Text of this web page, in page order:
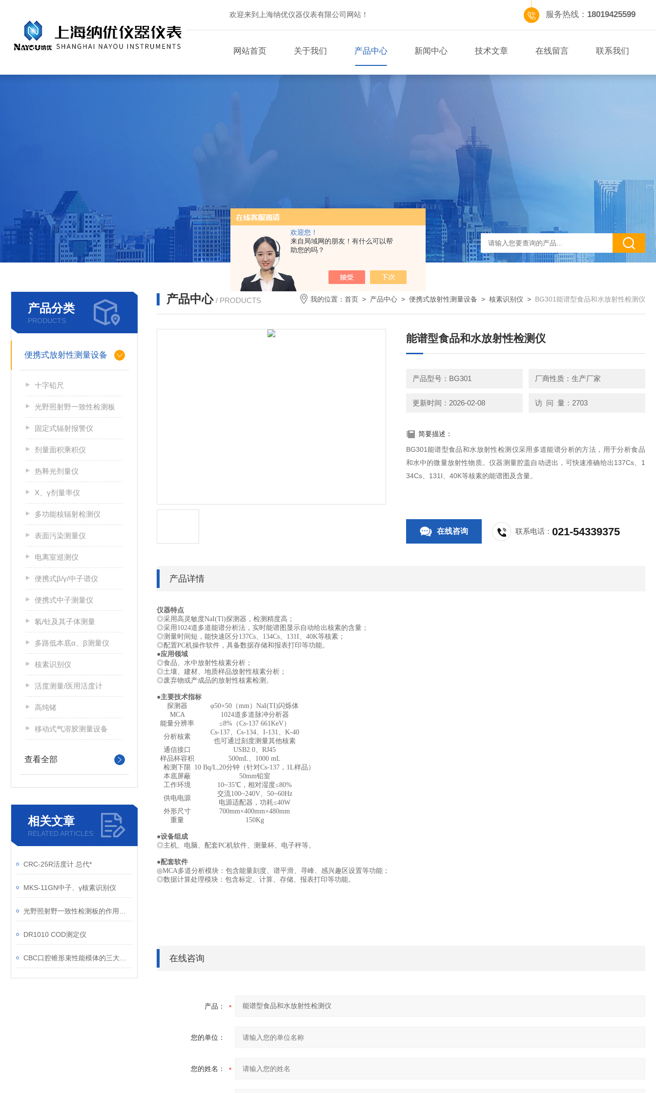
欢迎您！
来自局域网的朋友！有什么可以帮
助您的吗？
欢迎来到上海纳优仪器仪表有限公司网站！ 服务热线： 18019425599
网站首页 关于我们 产品中心 新闻中心 技术文章 在线留言 联系我们
产品分类
PRODUCTS
便携式放射性测量设备
十字铅尺
光野照射野一致性检测板
固定式辐射报警仪
剂量面积乘积仪
热释光剂量仪
X、γ剂量率仪
多功能核辐射检测仪
表面污染测量仪
电离室巡测仪
便携式β/γ/中子谱仪
便携式中子测量仪
氡/钍及其子体测量
多路低本底α、β测量仪
核素识别仪
活度测量/医用活度计
高纯锗
移动式气溶胶测量设备
查看全部
相关文章
RELATED ARTICLES
CRC-25R活度计 总代*
MKS-11GN中子、γ核素识别仪
DR1010 COD测定仪
产品中心 / PRODUCTS 我的位置： 首页 > 产品中心 > 便携式放射性测量设备 > 核素识别仪 > BG301能谱型食品和水放射性检测仪
能谱型食品和水放射性检测仪
产品型号：BG301 厂商性质：生产厂家
更新时间：2026-02-08 访 问 量：2703
简要描述：
BG301能谱型食品和水放射性检测仪采用多道能谱分析的方法，用于分析食品
和水中的微量放射性物质。仪器测量腔盖自动进出，可快速准确给出137Cs、1
34Cs、131I、40K等核素的能谱图及含量。
在线咨询 联系电话：021-54339375
产品详情
仪器特点
◎采用高灵敏度NaI(Tl)探测器，检测精度高；
◎采用1024道多道能谱分析法，实时能谱图显示自动给出核素的含量；
◎测量时间短，能快速区分137Cs、134Cs、131I、40K等核素；
◎配置PC机操作软件，具备数据存储和报表打印等功能。
●应用领域
◎食品、水中放射性核素分析；
◎土壤、建材、地质样品放射性核素分析；
◎废弃物或产成品的放射性核素检测。
●主要技术指标
探测器
φ50×50（mm）NaI(TI)闪烁体
MCA
1024道多道脉冲分析器
能量分辨率
≤8%（Cs-137661KeV）
分析核素
Cs-137、Cs-134、I-131、K-40
也可通过刻度测量其他核素
通信接口
USB2.0、RJ45
样品杯容积
500mL、1000 mL
检测下限 10 Bq/L,20分钟（针对Cs-137 ，1L样品）
本底屏蔽
50mm铅室
工作环境
10~35℃，相对湿度≤80%
供电电源
交流100~240V、50~60Hz
电源适配器，功耗≤40W
外形尺寸
700mm×400mm×480mm
重量
150Kg
●设备组成
◎主机、电脑、配套PC机软件、测量杯、电子秤等。
●配套软件
◎MCA多道分析模块：包含能量刻度、谱平滑、寻峰、感兴趣区设置等功能；
◎数据计算处理模块：包含标定、计算、存储、报表打印等功能。
在线咨询
产品：
您的单位：
您的姓名：